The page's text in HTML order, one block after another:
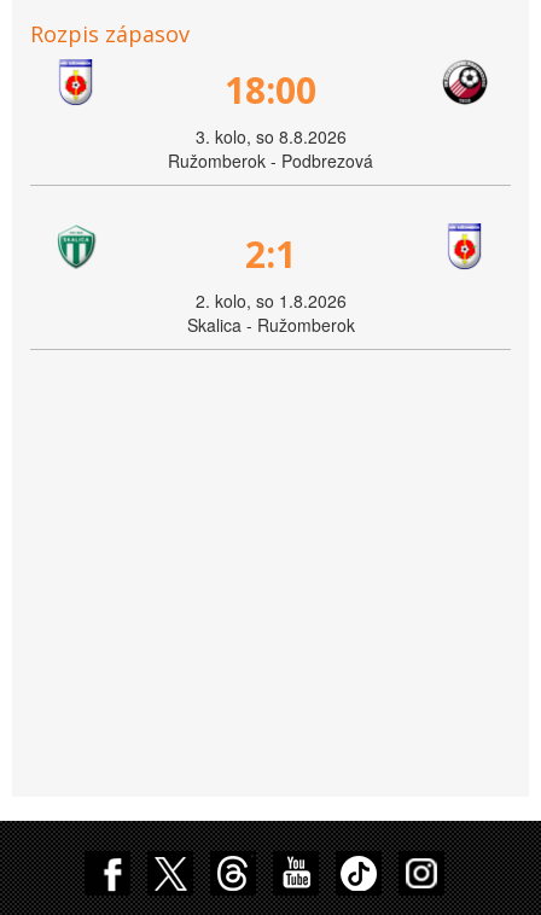
Rozpis zápasov
18:00
3. kolo, so 8.8.2026
Ružomberok - Podbrezová
2:1
2. kolo, so 1.8.2026
Skalica - Ružomberok